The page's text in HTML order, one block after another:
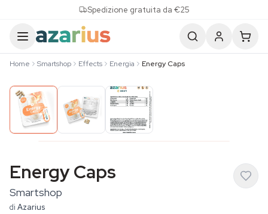
Spedizione gratuita da €25
Home Smartshop Effects Energia Energy Caps
Energy Caps
Smartshop
di Azarius